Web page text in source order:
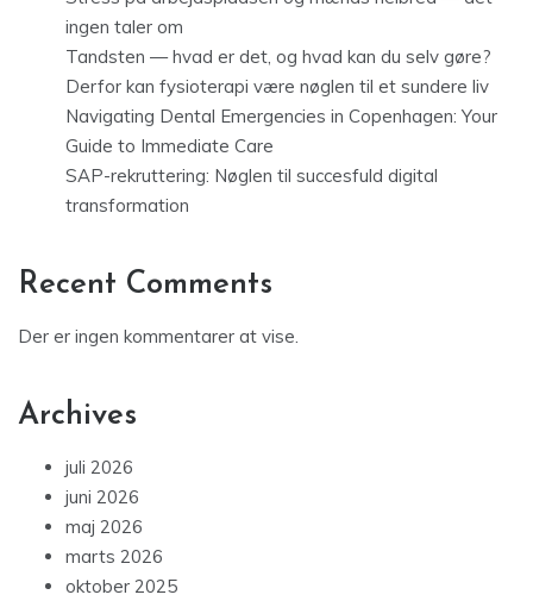
ingen taler om
Tandsten — hvad er det, og hvad kan du selv gøre?
Derfor kan fysioterapi være nøglen til et sundere liv
Navigating Dental Emergencies in Copenhagen: Your
Guide to Immediate Care
SAP-rekruttering: Nøglen til succesfuld digital
transformation
Recent Comments
Der er ingen kommentarer at vise.
Archives
juli 2026
juni 2026
maj 2026
marts 2026
oktober 2025